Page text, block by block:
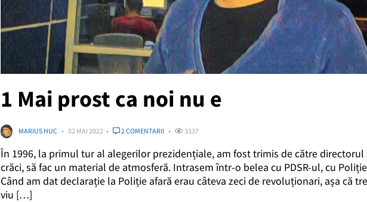
1 Mai prost ca noi nu e
MARIUS HUC 02 MAI 2022 2 COMENTARII 3337
În 1996, la primul tur al alegerilor prezidențiale, am fost trimis de către directorul
crăci, să fac un material de atmosferă. Intrasem într-o belea cu PDSR-ul, cu
Când am dat declarație la Poliție afară erau câteva zeci de revoluționari, așa că
viu […]